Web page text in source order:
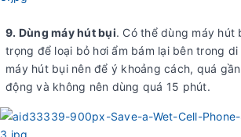
9. Dùng máy hút bụi. Có thể dùng máy hút
trọng để loại bỏ hơi ẩm bám lại bên trong
máy hút bụi nên để ý khoảng cách, quá
động và không nên dùng quá 15 phút.